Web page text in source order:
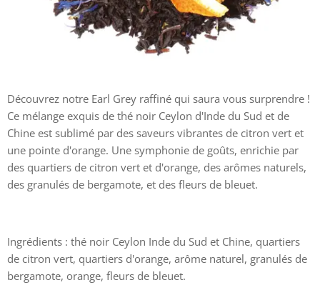
Découvrez notre Earl Grey raffiné qui saura vous surprendre !
Ce mélange exquis de thé noir Ceylon d'Inde du Sud et de
Chine est sublimé par des saveurs vibrantes de citron vert et
une pointe d'orange. Une symphonie de goûts, enrichie par
des quartiers de citron vert et d'orange, des arômes naturels,
des granulés de bergamote, et des fleurs de bleuet.
Ingrédients : thé noir Ceylon Inde du Sud et Chine, quartiers
de citron vert, quartiers d'orange, arôme naturel, granulés de
bergamote, orange, fleurs de bleuet.